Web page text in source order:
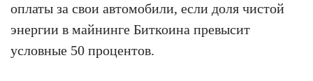
оплаты за свои автомобили, если доля чистой
энергии в майнинге Биткоина превысит
условные 50 процентов.